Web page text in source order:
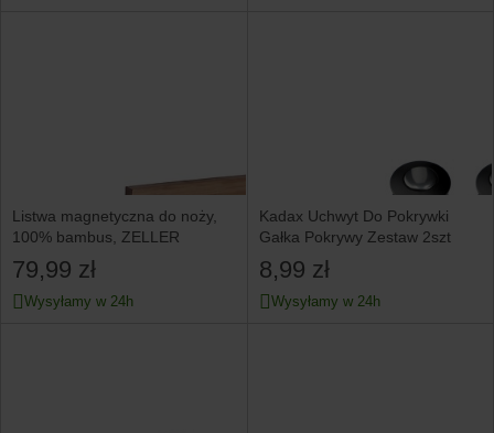
Listwa magnetyczna do noży,
100% bambus, ZELLER
79,99 zł
Wysyłamy w 24h
Kadax Uchwyt Do Pokrywki
Gałka Pokrywy Zestaw 2szt
8,99 zł
Wysyłamy w 24h